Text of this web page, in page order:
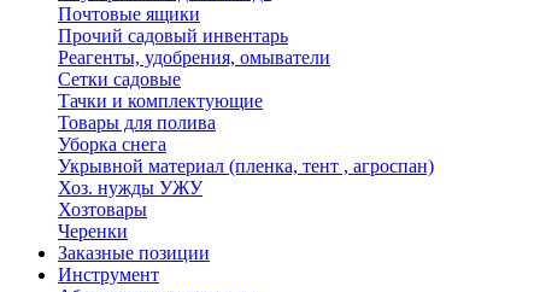
Почтовые ящики
Прочий садовый инвентарь
Реагенты, удобрения, омыватели
Сетки садовые
Тачки и комплектующие
Товары для полива
Уборка снега
Укрывной материал (пленка, тент , агроспан)
Хоз. нужды УЖУ
Хозтовары
Черенки
Заказные позиции
Инструмент